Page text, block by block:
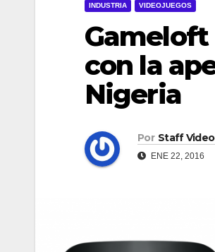
INDUSTRIA VIDEOJUEGOS
Gameloft
con la
Nigeria
Por Staff
ENE 22, 2016